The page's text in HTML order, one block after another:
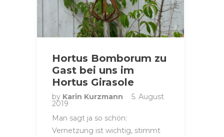
Hortus Bomborum zu
Gast bei uns im
Hortus Girasole
by Karin Kurzmann 5. August
2019
Man sagt ja so schön:
Vernetzung ist wichtig, stimmt